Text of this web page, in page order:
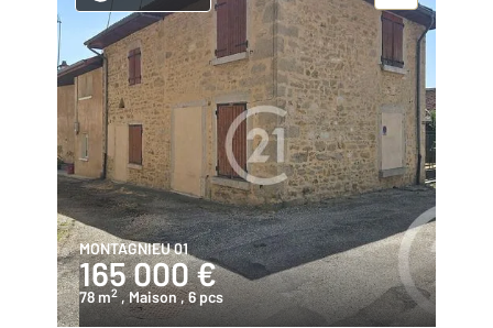
MONTAGNIEU 01
165 000 €
78 m2 , Maison, 6 pcs